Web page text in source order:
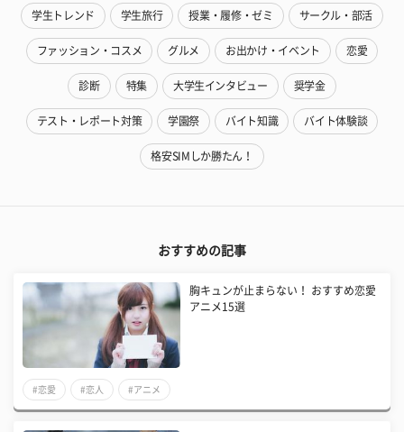
学生トレンド 学生旅行 授業・履修・ゼミ サークル・部活
ファッション・コスメ グルメ お出かけ・イベント 恋愛
診断 特集 大学生インタビュー 奨学金
テスト・レポート対策 学園祭 バイト知識 バイト体験談
格安SIMしか勝たん！
おすすめの記事
胸キュンが止まらない！ おすすめ恋愛
アニメ15選
#恋愛 #恋人 #アニメ